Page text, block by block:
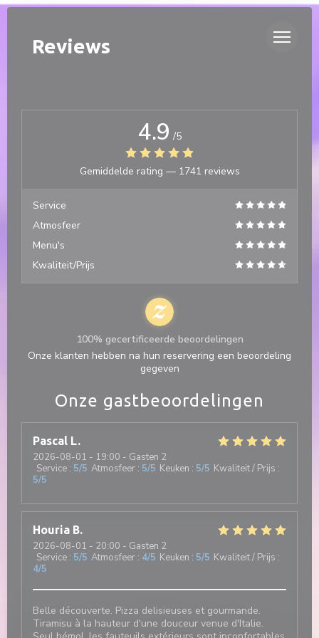
Cookies beheer paneel
DUETTO
Reviews
Onze gastbeoordelingen
Pascal L
2026-08-01 - 19:00 - Gasten 2
Service : 5/5 Atmosfeer : 5/5 Keuken : 5/5 Kwaliteit / Prijs :
5/5
Houria B
2026-08-01 - 20:00 - Gasten 2
Service : 5/5 Atmosfeer : 4/5 Keuken : 5/5 Kwaliteit / Prijs :
4/5
Belle découverte. Pizza delisieuses et gourmande.
Tiramisu à la hauteur d'une douceur venue d'Italie.
4.9 /5
Gemiddelde rating — 1741 reviews
Service
Atmosfeer
Menu's
Kwaliteit/Prijs
100% gecertificeerde beoordelingen
Onze klanten hebben na hun reservering een beoordeling
gegeven